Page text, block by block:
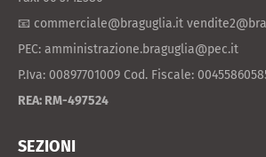
📧 commerciale@braguglia.it
PEC: amministrazione.braguglia@pec.it
P.Iva: 00897701009 Cod. Fiscale:
REA: RM-497524
SEZIONI